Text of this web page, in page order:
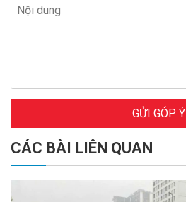
GỬI GÓP Ý
CÁC BÀI LIÊN QUAN